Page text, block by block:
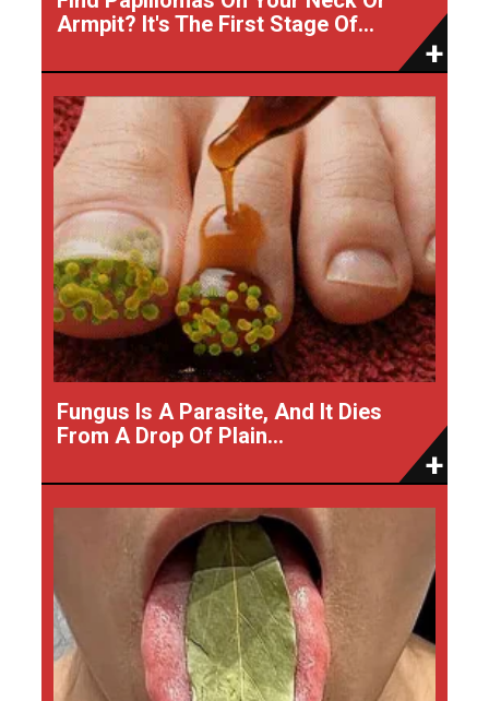
Armpit? It's The First Stage Of...
Fungus Is A Parasite, And It Dies
From A Drop Of Plain...